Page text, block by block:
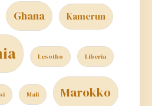
Ghana Kamerun
Lesotho Liberia
Mali Marokko